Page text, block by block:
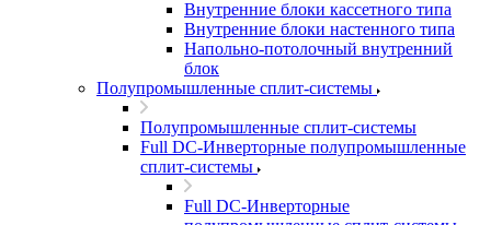
Внутренние блоки кассетного типа
Внутренние блоки настенного типа
Напольно-потолочный внутренний
блок
Полупромышленные сплит-системы
Полупромышленные сплит-системы
Full DC-Инверторные полупромышленные
сплит-системы
Full DC-Инверторные